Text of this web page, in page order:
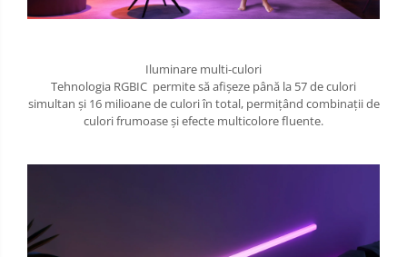
Iluminare multi-culori
Tehnologia RGBIC permite să afișeze până la 57 de culori
simultan și 16 milioane de culori în total, permițând combinații de
culori frumoase și efecte multicolore fluente.